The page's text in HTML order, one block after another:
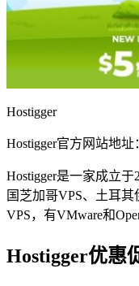
Hostigger
Hostigger官方网站地址
Hostigger是一家成立
国芝加哥VPS、土耳
VPS，有VMware和
Hostigger优惠